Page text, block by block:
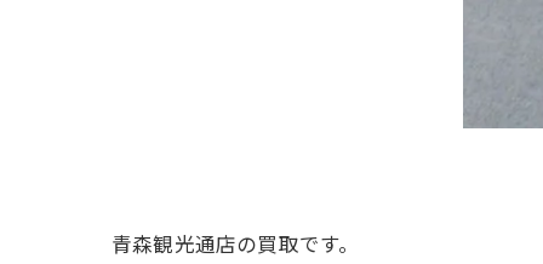
青森観光通店の買取です。